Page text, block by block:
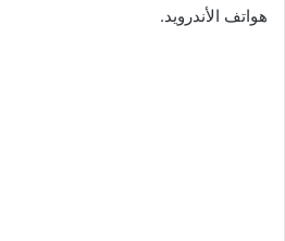
هواتف الأندرويد.